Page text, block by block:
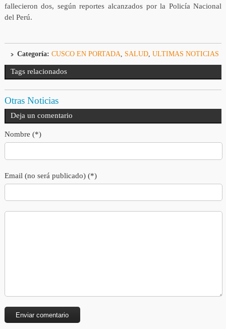
fallecieron dos, según reportes alcanzados por la Policía Nacional
del Perú.
Categoría: CUSCO EN PORTADA, SALUD, ULTIMAS NOTICIAS
Tags relacionados
Otras Noticias
Deja un comentario
Nombre (*)
Email (no será publicado) (*)